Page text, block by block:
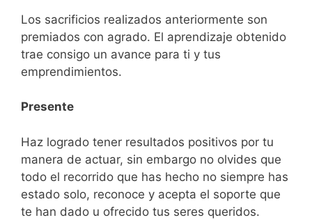
Los sacrificios realizados anteriormente son
premiados con agrado. El aprendizaje obtenido
trae consigo un avance para ti y tus
emprendimientos.
Presente
Haz logrado tener resultados positivos por tu
manera de actuar, sin embargo no olvides que
todo el recorrido que has hecho no siempre has
estado solo, reconoce y acepta el soporte que
te han dado u ofrecido tus seres queridos.